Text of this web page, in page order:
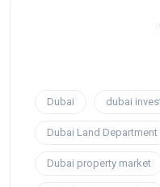
Dubai dubai
Dubai Land Department
Dubai property market